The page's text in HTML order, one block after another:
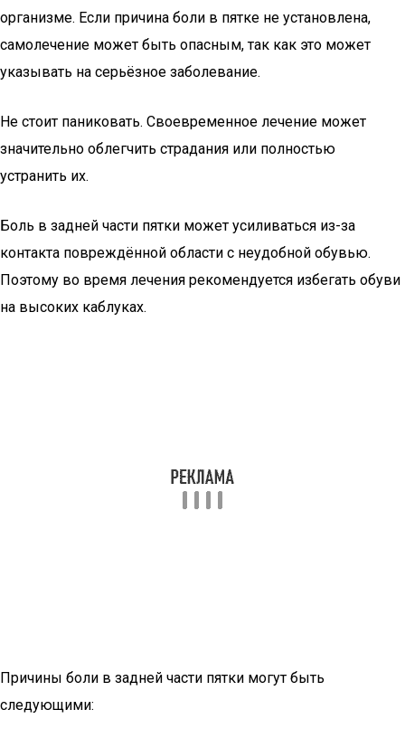
организме. Если причина боли в пятке не установлена,
самолечение может быть опасным, так как это может
указывать на серьёзное заболевание.
Не стоит паниковать. Своевременное лечение может
значительно облегчить страдания или полностью
устранить их.
Боль в задней части пятки может усиливаться из-за
контакта повреждённой области с неудобной обувью.
Поэтому во время лечения рекомендуется избегать обуви
на высоких каблуках.
Причины боли в задней части пятки могут быть
следующими: